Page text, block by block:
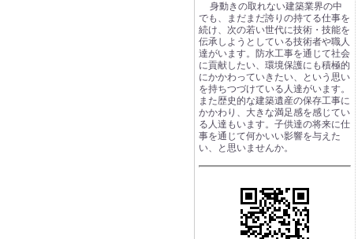
身動きの取れない建築業界の中
でも、まだまだ誇りの持てる仕事を
続け、次の若い世代に技術・技能を
伝承しようとしている技術者や職人
達がいます。防水工事を通じて社会
に貢献したい、環境保護にも積極的
にかかわっていきたい、という思い
を持ちつづけている人達がいます。
また歴史的な建築遺産の保存工事に
かかわり、大きな満足感を感じてい
る人達もいます。子供達の将来に仕
事を通じて何かいい影響を与えた
い、と思いませんか。